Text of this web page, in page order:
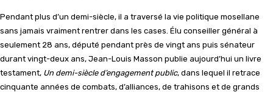
Pendant plus d’un demi-siècle, il a traversé la vie politique mosellane
sans jamais vraiment rentrer dans les cases. Élu conseiller général à
seulement 28 ans, député pendant près de vingt ans puis sénateur
durant vingt-deux ans, Jean-Louis Masson publie aujourd’hui un livre
testament, Un demi-siècle d’engagement public, dans lequel il retrace
cinquante années de combats, d’alliances, de trahisons et de grands